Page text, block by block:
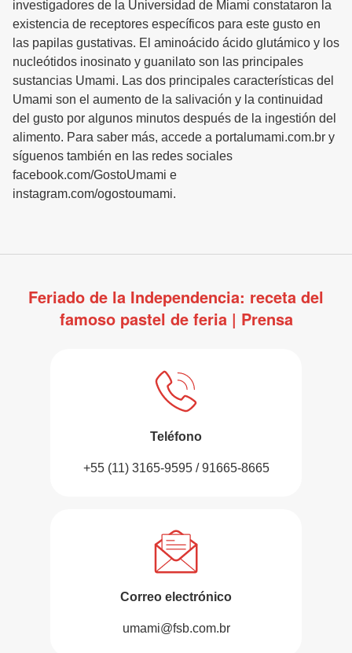
investigadores de la Universidad de Miami constataron la
existencia de receptores específicos para este gusto en
las papilas gustativas. El aminoácido ácido glutámico y los
nucleótidos inosinato y guanilato son las principales
sustancias Umami. Las dos principales características del
Umami son el aumento de la salivación y la continuidad
del gusto por algunos minutos después de la ingestión del
alimento. Para saber más, accede a portalumami.com.br y
síguenos también en las redes sociales
facebook.com/GostoUmami e
instagram.com/ogostoumami.
Feriado de la Independencia: receta del
famoso pastel de feria | Prensa
Teléfono
+55 (11) 3165-9595 / 91665-8665
Correo electrónico
umami@fsb.com.br